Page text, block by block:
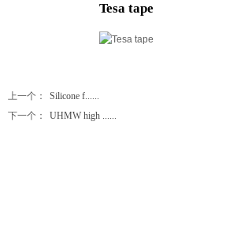
Tesa tape
上一个：
Silicone f......
下一个：
UHMW high ......